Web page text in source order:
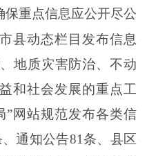
重点信息应公开尽公
县动态栏目发布信息
地质灾害防治、不动
和社会发展的重点工
”网站规范发布各类信
、通知公告81条、 县区